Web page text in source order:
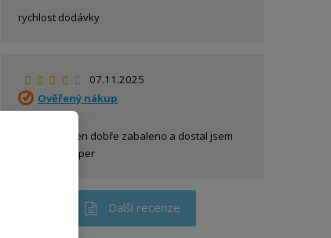
rychlost dodávky
07.11.2025
Ověřený nákup
Jsem spokojen dobře zabaleno a dostal jsem
míchadlo. Super
Další recenze